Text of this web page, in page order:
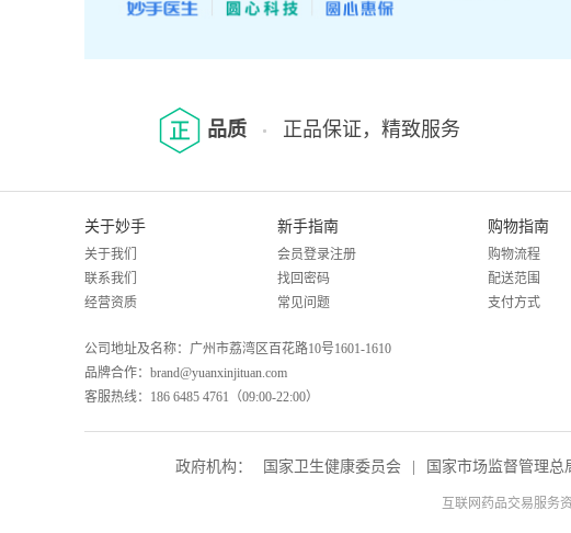
品质 正品保证，精致服务
关于妙手
关于我们
联系我们
经营资质
新手指南
会员登录注册
找回密码
常见问题
购物指南
购物流程
配送范围
支付方式
公司地址及名称：广州市荔湾区百花路10号1601-1610
品牌合作：brand@yuanxinjituan.com
客服热线：186 6485 4761（09:00-22:00）
政府机构： 国家卫生健康委员会 国家市场监督管理总
互联网药品交易服务